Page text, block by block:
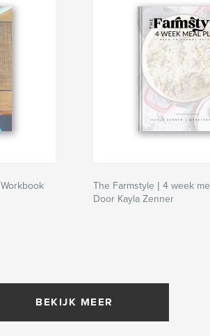
The Farmstyle | 4 week
Door Kayla Zenner
BEKIJK MEER